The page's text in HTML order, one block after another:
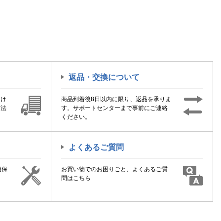
返品・交換について
商品到着後8日以内に限り、返品を承りま
す。サポートセンターまで事前にご連絡
ください。
保
よくあるご質問
お買い物でのお困りごと、よくあるご質
問はこちら